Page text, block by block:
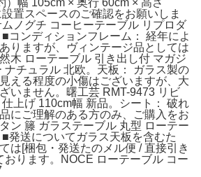
置スペースのご確認をお願いしま
ノグチ コーヒーテーブル リプロダ
コンディションフレーム： 経年によ
りますが、ヴィンテージ品としては
木 ローテーブル 引き出し付 マガジ
ナチュラル 北欧。天板： ガラス製の
える程度の小傷はございますが、大
いません。曙工芸 RMT-9473 リビ
上げ 110cm幅 新品。シート： 破れ
にご理解のある方のみ、ご購入をお
ン 籐 ガラステーブル 丸型 ローテー
発送についてガラス天板を含むた
は[梱包・発送たのメル便 / 直接引き
おります。NOCE ローテーブル コー